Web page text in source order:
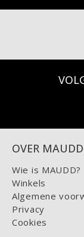
OVER MAUDD
Wie is MAUDD?
Winkels
Algemene
Privacy
Cookies